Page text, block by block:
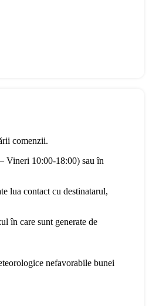
comenzii.
Vineri 10:00-18:00) sau în
lua contact cu destinatarul,
în care sunt generate de
nefavorabile bunei